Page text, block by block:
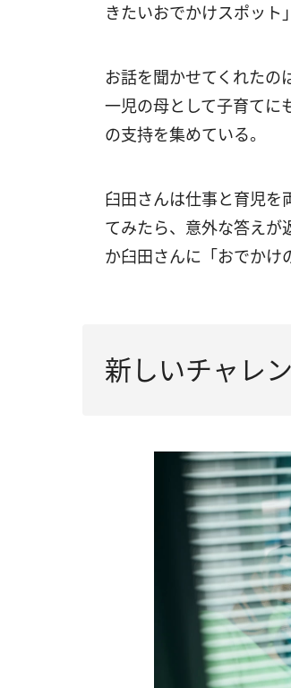
きたいおでかけスポット
お話を聞かせてくれたの
一児の母として子育てに
の支持を集めている。
臼田さんは仕事と育児を
てみたら、意外な答えが
か臼田さんに「おでかけ
新しいチャレ